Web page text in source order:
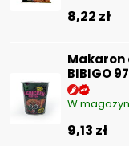
8,22 zł
Makaron
BIBIGO
W
9,13 zł